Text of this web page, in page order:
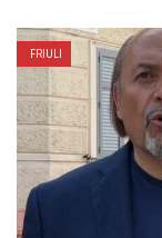
FRIULI